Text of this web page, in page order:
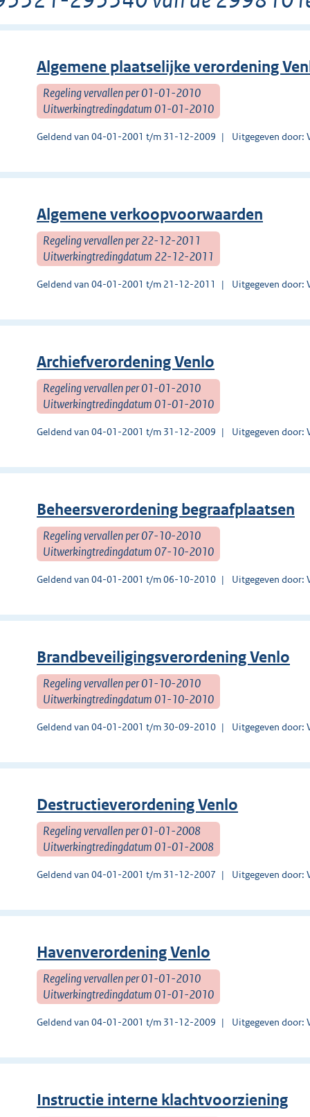
Algemene plaatselijke verordening
Regeling vervallen per 01-01-2010
Uitwerkingtredingdatum 01-01-2010
Geldend van 04-01-2001 t/m 31-12-2009 Uitgegeven door:
Algemene verkoopvoorwaarden
Regeling vervallen per 22-12-2011
Uitwerkingtredingdatum 22-12-2011
Geldend van 04-01-2001 t/m 21-12-2011 Uitgegeven door:
Archiefverordening Venlo
Regeling vervallen per 01-01-2010
Uitwerkingtredingdatum 01-01-2010
Geldend van 04-01-2001 t/m 31-12-2009 Uitgegeven door:
Beheersverordening begraafplaatsen
Regeling vervallen per 07-10-2010
Uitwerkingtredingdatum 07-10-2010
Geldend van 04-01-2001 t/m 06-10-2010 Uitgegeven door:
Brandbeveiligingsverordening Venlo
Regeling vervallen per 01-10-2010
Uitwerkingtredingdatum 01-10-2010
Geldend van 04-01-2001 t/m 30-09-2010 Uitgegeven door:
Destructieverordening Venlo
Regeling vervallen per 01-01-2008
Uitwerkingtredingdatum 01-01-2008
Geldend van 04-01-2001 t/m 31-12-2007 Uitgegeven door:
Havenverordening Venlo
Regeling vervallen per 01-01-2010
Uitwerkingtredingdatum 01-01-2010
Geldend van 04-01-2001 t/m 31-12-2009 Uitgegeven door:
Instructie interne klachtvoorziening